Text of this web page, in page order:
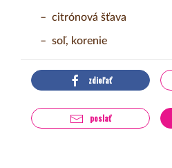
citrónová šťava
soľ, korenie
zdieľať
poslať